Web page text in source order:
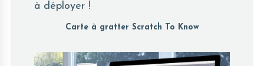
à déployer !
Carte à gratter Scratch To Know